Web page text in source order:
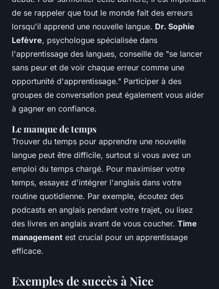
de se rappeler que tout le monde fait des erreurs
lorsqu'il apprend une nouvelle langue. Dr. Sophie
Lefèvre, psychologue spécialisée dans
l'apprentissage des langues, conseille de "se lancer
sans peur et de voir chaque erreur comme une
opportunité d'apprentissage." Participer à des
groupes de conversation peut également vous aider
à gagner en confiance.
Le manque de temps
Trouver du temps pour apprendre une nouvelle
langue peut être difficile, surtout si vous avez un
emploi du temps chargé. Pour maximiser votre
temps, essayez d'intégrer l'anglais dans votre
routine quotidienne. Par exemple, écoutez des
podcasts en anglais pendant votre trajet, ou lisez
des livres en anglais avant de vous coucher. Time
management est crucial pour un apprentissage
efficace.
Exemples de succès à Nice